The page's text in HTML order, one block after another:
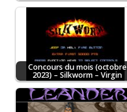
Concours du mois (octobre
2023) – Silkworm – Virgin